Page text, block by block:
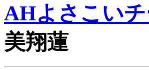
AHよさこい
美翔蓮